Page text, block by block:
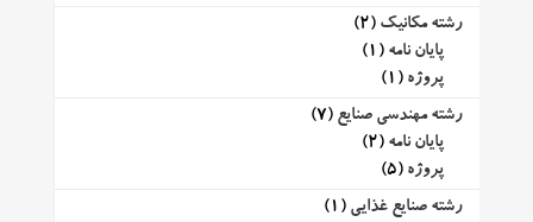
رشته مکانیک (2)
پایان نامه (1)
پروژه (1)
رشته مهندسی صنایع (7)
پایان نامه (2)
پروژه (5)
رشته صنایع غذایی (1)